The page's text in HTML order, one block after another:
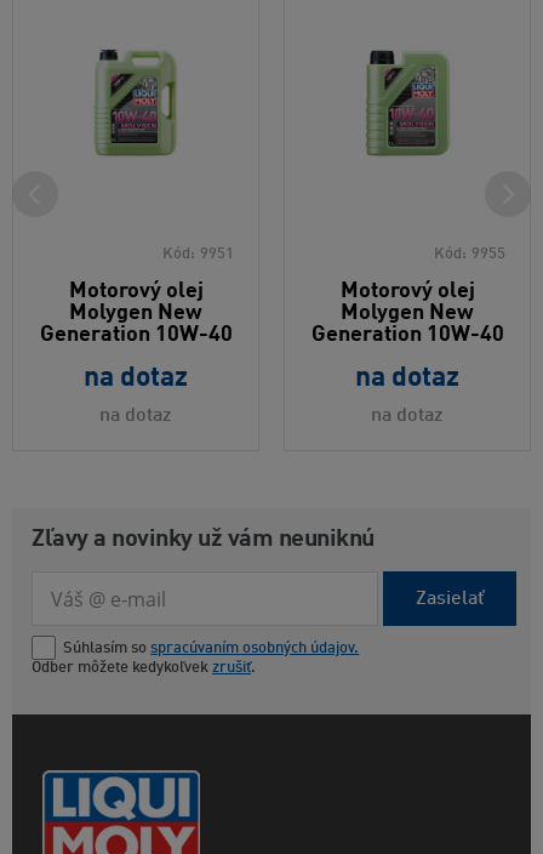
Kód: 9951
Motorový olej
Molygen New
Generation 10W-40
na dotaz
na dotaz
Kód: 9955
Motorový olej
Molygen New
Generation 10W-40
na dotaz
na dotaz
Zľavy a novinky už vám neuniknú
Zasielať
Súhlasím so spracúvaním osobných údajov.
Odber môžete kedykoľvek zrušiť.